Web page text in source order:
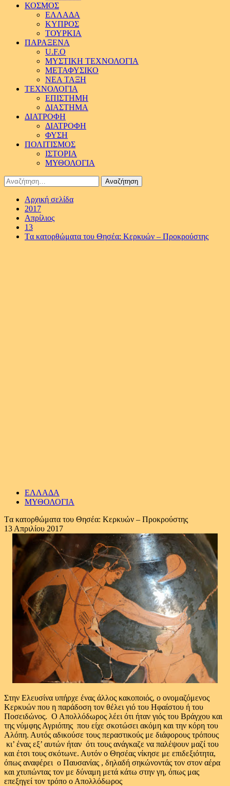
ΚΟΣΜΟΣ
ΕΛΛΑΔΑ
ΚΥΠΡΟΣ
ΤΟΥΡΚΙΑ
ΠΑΡΑΞΕΝΑ
U.F.O
ΜΥΣΤΙΚΗ ΤΕΧΝΟΛΟΓΙΑ
ΜΕΤΑΦΥΣΙΚΟ
ΝΕΑ ΤΑΞΗ
ΤΕΧΝΟΛΟΓΙΑ
ΕΠΙΣΤΗΜΗ
ΔΙΑΣΤΗΜΑ
ΔΙΑΤΡΟΦΗ
ΔΙΑΤΡΟΦΗ
ΦΥΣΗ
ΠΟΛΙΤΙΣΜΟΣ
ΙΣΤΟΡΙΑ
ΜΥΘΟΛΟΓΙΑ
Αναζήτηση
για:
Αρχική σελίδα
2017
Απρίλιος
13
Tα κατορθώματα του Θησέα: Κερκυών – Προκρούστης
ΕΛΛΑΔΑ
ΜΥΘΟΛΟΓΙΑ
Tα κατορθώματα του Θησέα: Κερκυών – Προκρούστης
13 Απριλίου 2017
Στην Ελευσίνα υπήρχε ένας άλλος κακοποιός, ο ονομαζόμενος
Κερκυών που η παράδοση τον θέλει γιό του Ηφαίστου ή του
Ποσειδώνος. Ο Απολλόδωρος λέει ότι ήταν γιός του Βράγχου και
της νύμφης Αγριόπης που είχε σκοτώσει ακόμη και την κόρη του
Αλόπη. Αυτός αδικούσε τους περαστικούς με διάφορους τρόπους
κι’ ένας εξ’ αυτών ήταν ότι τους ανάγκαζε να παλέψουν μαζί του
και έτσι τους σκότωνε. Αυτόν ο Θησέας νίκησε με επιδεξιότητα,
όπως αναφέρει ο Παυσανίας , δηλαδή σηκώνοντάς τον στον αέρα
και χτυπώντας τον με δύναμη μετά κάτω στην γη, όπως μας
επεξηγεί τον τρόπο ο Απολλόδωρος